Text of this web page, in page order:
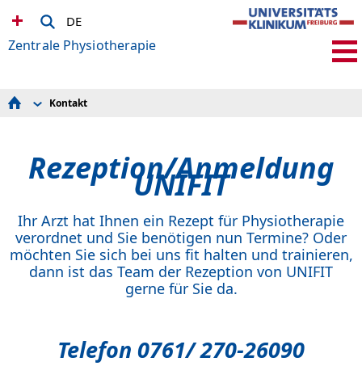
DE
Zentrale Physiotherapie
Weitere Leistungen
Kontakt
Rezeption/Anmeldung
UNIFIT
Ihr Arzt hat Ihnen ein Rezept für Physiotherapie
verordnet und Sie benötigen nun Termine? Oder
möchten Sie sich bei uns fit halten und trainieren,
dann ist das Team der Rezeption von UNIFIT
gerne für Sie da.
Telefon 0761/ 270-26090